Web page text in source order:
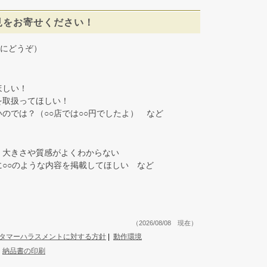
お寄せください！
どうぞ）
い！
扱ってほしい！
では？（○○店では○○円でしたよ） など
きさや質感がよくわからない
のような内容を掲載してほしい など
（2026/08/08 現在）
マーハラスメントに対する方針 | 動作環境
納品書の印刷